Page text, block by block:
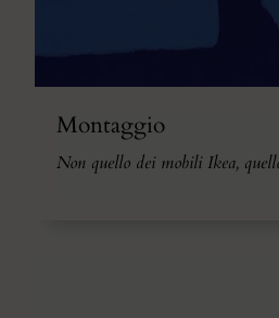
Montaggio
Non quello dei mobili Ikea,